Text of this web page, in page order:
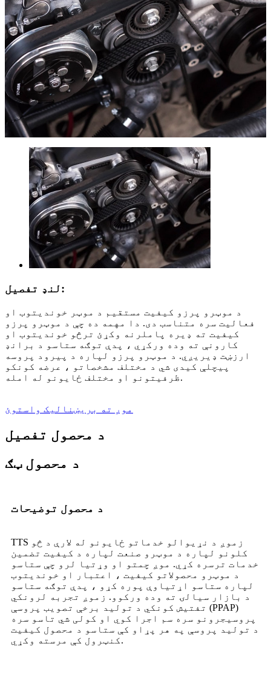
لنډ تفصیل:
د موټرو پرزو کیفیت مستقیم د موټر خوندیتوب او
فعالیت سره متناسب دی. دا مهمه ده چې د موټرو پرزو
کیفیت ته ډیره پاملرنه وکړئ ترڅو خوندیتوب او
کارونې ته وده ورکړي ، پدې توګه ستاسو د برانډ
ارزښت ډیریږي. د موټرو پرزو لپاره د پیرود پروسه
پیچلې کیدی شي د مختلف مشخصاتو ، عرضه کونکو
ظرفیتونو او مختلف ځایونو له امله.
موږ ته بریښنالیک واستوئ
د محصول تفصیل
د محصول ټګ
د محصول توضیحات
TTS زموږ د نړیوالو خدماتو ځایونو له لارې د څو
کلونو لپاره د موټرو صنعت لپاره د کیفیت تضمین
خدمات ترسره کړي. موږ چمتو او وړتیا لرو چې ستاسو
د موټرو محصولاتو کیفیت ، اعتبار او خوندیتوب
لپاره ستاسو اړتیاوې پوره کړو ، پدې توګه ستاسو
د بازار سیالۍ ته وده ورکوو. زموږ تجربه لرونکي
تفتیش کونکي د تولید برخې تصویب پروسې (PPAP)
پروسیجرونو سره سم اجرا کوي او کولی شي تاسو سره
د تولید پروسې په هر پړاو کې ستاسو د محصول کیفیت
کنټرول کې مرسته وکړي.